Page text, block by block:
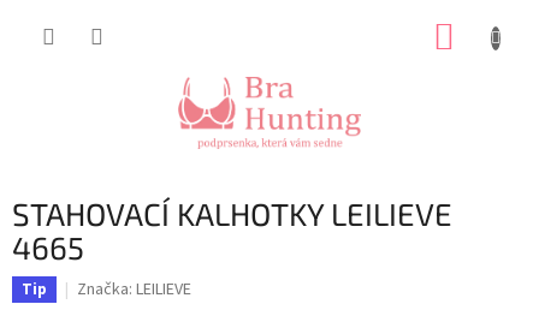
STAHOVACÍ KALHOTKY LEILIEVE
4665
Tip Značka: LEILIEVE